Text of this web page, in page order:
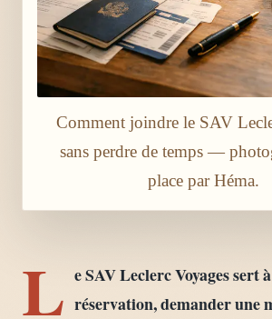
Comment joindre le SAV
sans perdre de temps —
place par Héma.
L e SAV Leclerc Voyages sert
réservation, demander une